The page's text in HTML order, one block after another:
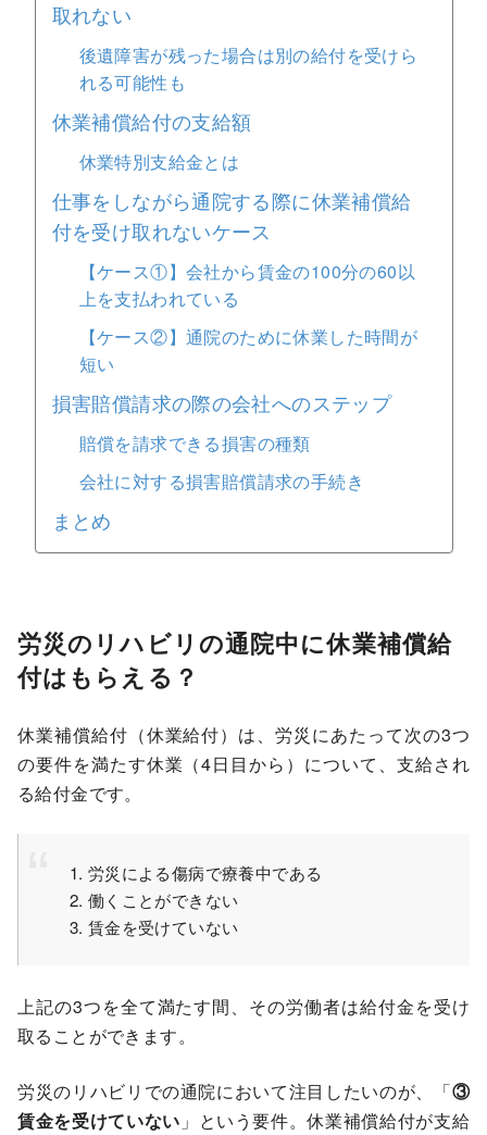
取れない
後遺障害が残った場合は別の給付を受けら
れる可能性も
休業補償給付の支給額
休業特別支給金とは
仕事をしながら通院する際に休業補償給
付を受け取れないケース
【ケース①】会社から賃金の100分の60以
上を支払われている
【ケース②】通院のために休業した時間が
短い
損害賠償請求の際の会社へのステップ
賠償を請求できる損害の種類
会社に対する損害賠償請求の手続き
まとめ
労災のリハビリの通院中に休業補償給
付はもらえる？
休業補償給付（休業給付）は、労災にあたって次の3つ
の要件を満たす休業（4日目から）について、支給され
る給付金です。
労災による傷病で療養中である
働くことができない
賃金を受けていない
上記の3つを全て満たす間、その労働者は給付金を受け
取ることができます。
労災のリハビリでの通院において注目したいのが、「③
賃金を受けていない 」という要件。休業補償給付が支給